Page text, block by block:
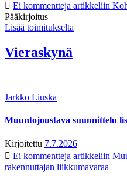
Ei kommentteja artikkeliin
Pääkirjoitus
Lisää toimitukselta
Vieraskynä
Jarkko Liuska
Muuntojoustava suunnittelu
Kirjoitettu 7.7.2026
Ei kommentteja artikkeliin
rakennuttajan liikkumavaraa